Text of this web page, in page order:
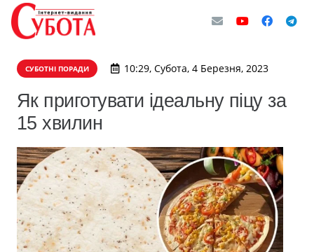
СУБОТНІ ПОРАДИ 10:29, Субота, 4 Березня, 2023
Як приготувати ідеальну піцу за
15 хвилин